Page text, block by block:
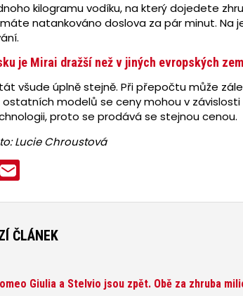
kilogramu vodíku, na který dojedete
natankováno doslova za pár minut. Na
je Mirai dražší než v jiných evropských
všude úplně stejně. Při přepočtu může
ostatních modelů se ceny mohou v
proto se prodává se stejnou cenou.
Lucie Chroustová
ČLÁNEK
Giulia a Stelvio jsou zpět. Obě za zhruba